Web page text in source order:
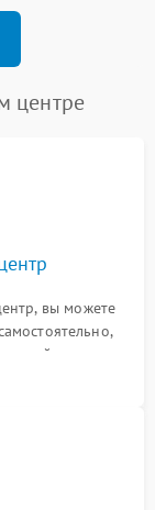
центре
вы можете
сайте